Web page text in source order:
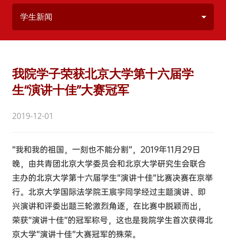
学生新闻
我院学子荣获北京大学第十六届学
生“演讲十佳”大赛冠军
2019-12-01
“我和我的祖国，一刻也不能分割”，2019年11月29日
晚，由共青团北京大学委员会和北京大学研究生会联合
主办的北京大学第十六届学生“演讲十佳”比赛决赛在京举
行。北京大学国际法学院王宸宇同学经过主题演讲、即
兴演讲和评委出题三轮激烈角逐，在比赛中脱颖而出，
荣获“演讲十佳”的冠军称号，这也是我院学生首次获得北
京大学“演讲十佳”大赛冠军的殊荣。